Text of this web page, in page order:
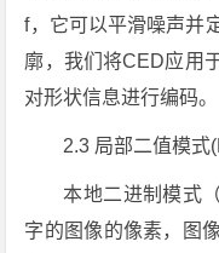
f，它可以平滑噪声并
廓，我们将CED应用
对形状信息进行编码。
2.3 局部二值模式
本地二进制模式
字的图像的像素，图